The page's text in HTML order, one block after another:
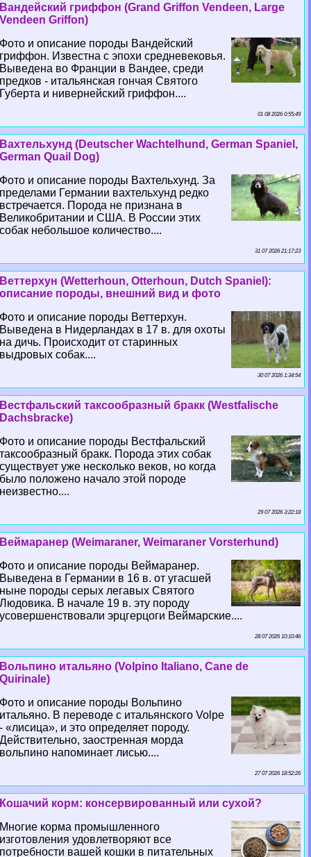
Вандейский гриффон (Grand Griffon Vendeen, Large
Vendeen Griffon)
Фото и описание породы Вандейский
гриффон. Известна с эпохи средневековья.
Выведена во Франции в Вандее, среди
предков - итальянская гончая Святого
Губерта и нивернейский гриффон....
01 08 2026 0:55:49
Вахтельхунд (Deutscher Wachtelhund, German Spaniel,
German Quail Dog)
Фото и описание породы Вахтельхунд. За
пределами Германии вахтельхунд редко
встречается. Порода не признана в
Великобритании и США. В России этих
собак небольшое количество....
31 07 2026 21:17:23
Веттерхун (Wetterhoun, Otterhoun, Dutch Spaniel):
описание породы, внешний вид и фото
Фото и описание породы Веттерхун.
Выведена в Нидерландах в 17 в. для охоты
на дичь. Происходит от старинных
выдровых собак....
30 07 2026 1:34:54
Вестфальский таксообразный бpaкк (Westfalische
Dachsbracke)
Фото и описание породы Вестфальский
таксообразный бpaкк. Порода этих собак
существует уже несколько веков, но когда
было положено начало этой породе
неизвестно....
29 07 2026 3:22:18
Веймаранер (Weimaraner, Weimaraner Vorsterhund)
Фото и описание породы Веймаранер.
Выведена в Германии в 16 в. от угасшей
ныне породы серых легавых Святого
Людовика. В начале 19 в. эту породу
усовершенствовали эрцгерцоги Веймарские....
28 07 2026 10:10:46
Вольпино итальяно (Volpino Italiano, Cane de
Quirinale)
Фото и описание породы Вольпино
итальяно. В переводе с итальянского Volpe
- «лисица», и это определяет породу.
Действительно, заостренная морда
вольпино напоминает лисью....
27 07 2026 18:52:26
Кошачий корм: консервированный или сухой?
Многие корма промышленного
изготовления удовлетворяют все
потребности вашей кошки в питательных